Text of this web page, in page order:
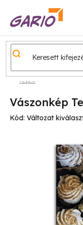
Képek
Vászonkép
Kód: Változat